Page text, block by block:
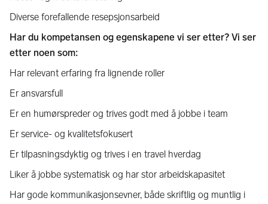
Diverse forefallende resepsjonsarbeid
Har du kompetansen og egenskapene vi ser etter? Vi ser
etter noen som:
Har relevant erfaring fra lignende roller
Er ansvarsfull
Er en humørspreder og trives godt med å jobbe i team
Er service- og kvalitetsfokusert
Er tilpasningsdyktig og trives i en travel hverdag
Liker å jobbe systematisk og har stor arbeidskapasitet
Har gode kommunikasjonsevner, både skriftlig og muntlig i